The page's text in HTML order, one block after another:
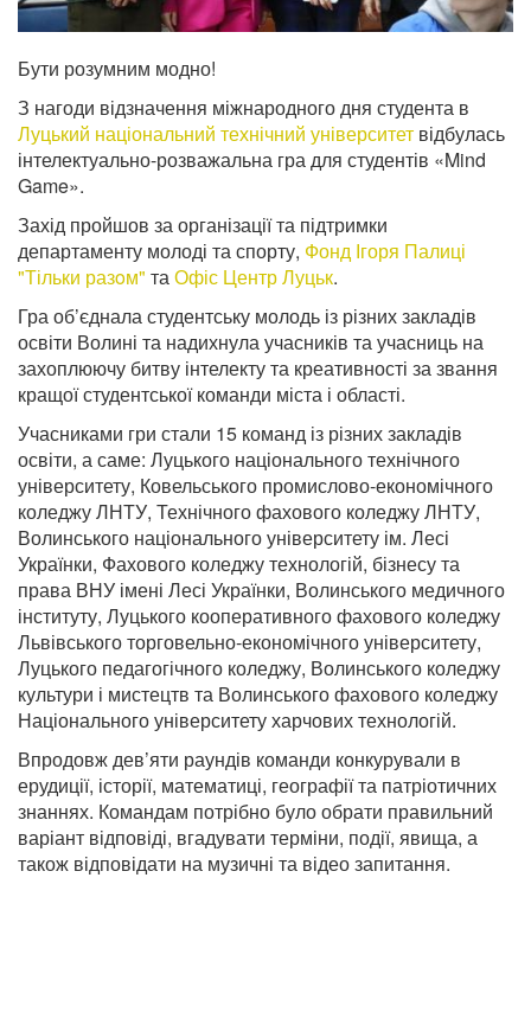
Бути розумним модно!
З нагоди відзначення міжнародного дня студента в
Луцький національний технічний університет відбулась
інтелектуально-розважальна гра для студентів «Mind
Game».
Захід пройшов за організації та підтримки
департаменту молоді та спорту, Фонд Ігоря Палиці
"Тільки разoм" таОфіс Центр Луцьк.
Гра об’єднала студентську молодь із різних закладів
освіти Волині та надихнула учасників та учасниць на
захоплюючу битву інтелекту та креативності за звання
кращої студентської команди міста і області.
Учасниками гри стали 15 команд із різних закладів
освіти, а саме: Луцького національного технічного
університету, Ковельського промислово-економічного
коледжу ЛНТУ, Технічного фахового коледжу ЛНТУ,
Волинського національного університету ім. Лесі
Українки, Фахового коледжу технологій, бізнесу та
права ВНУ імені Лесі Українки, Волинського медичного
інституту, Луцького кооперативного фахового коледжу
Львівського торговельно-економічного університету,
Луцького педагогічного коледжу, Волинського коледжу
культури і мистецтв та Волинського фахового коледжу
Національного університету харчових технологій.
Впродовж дев’яти раундів команди конкурували в
ерудиції, історії, математиці, географії та патріотичних
знаннях. Командам потрібно було обрати правильний
варіант відповіді, вгадувати терміни, події, явища, а
також відповідати на музичні та відео запитання.